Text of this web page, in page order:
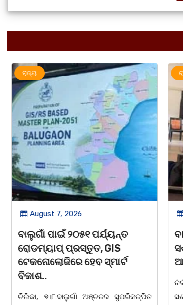
ରାଜ୍ୟ
August 7, 2026
ବାଲୁଗାଁ ପାଇଁ ୨୦୫୧ ପର୍ଯ୍ୟନ୍ତ
ରୋଡମ୍ୟାପ୍ ପ୍ରସ୍ତୁତ, GIS
ଟେକନୋଲୋଜିରେ ହେବ ସ୍ମାର୍ଟ
ବିକାଶ..
ଚିଲିକା, ୭।୮:ବାଲୁଗାଁ ଅଞ୍ଚଳର ସୁପରିକଳ୍ପିତ